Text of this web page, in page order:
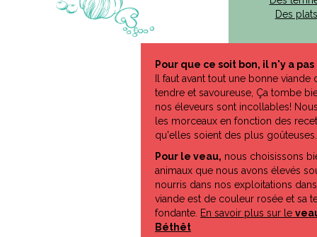
Des
Pour que ce soit bon, il n'y a
Il faut avant tout une bonne viande
tendre et savoureuse, Ça tombe
nos éleveurs sont incollables!
les morceaux en fonction des
qu'elles soient des plus goûteuses.
Pour le veau, nous choisissons
animaux que nous avons élevés
nourris dans nos exploitations
viande est de couleur rosée et sa
fondante. En savoir plus sur le
Béthêt